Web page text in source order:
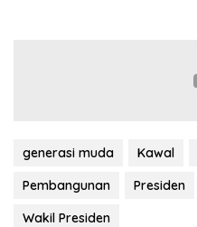
generasi muda Kawal
Pembangunan
Presiden
Wakil Presiden